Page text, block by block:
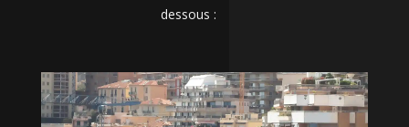
dessous :